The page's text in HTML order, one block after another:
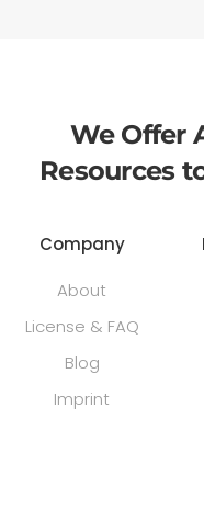
We Offer
Resources
Company
About
License & FAQ
Blog
Imprint